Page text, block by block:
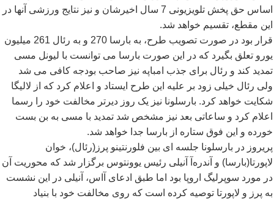
اساس حق پخش تلویزیونی 7 سال اخیرشان و نیز نتایج ورزشی آنها در
این مقطع، تقسیم خواهد شد.
قرار بود در صورت تصویب طرح، به بارسا 270 و به رئال 261 میلیون
یورو تعلق بگیرد که در این صورت بارسا می توانست با لیونل مسی
تمدید کند و رئال برای جذب امباپه نیز صاحب بودجه کافی می شد
ولی رئال خیلی زود بر علیه این طرح ایستاد و اعلام کرد که از لالیگا
شکایت خواهد کرد. بارسلونا نیز یک روز دیرتر مخالفت خود را رسما
اعلام کرد و ساعاتی بعد نیز مشخص شد تمدید با مسی به بن بست
خورده و این فوق ستاره از بارسا جدا خواهد شد.
پریروز در بارسلونا جلسه ای بین فلورنتینو پرز(رئال)، خوان
لاپورتا(بارسا) و آندره آ آنیلی رئیس یوونتوس برگزار شد که محوریت آن
در مورد سوپرلیگ اروپا بود اما طبق ادعای آاس، آنیلی در این نشست
به پرز و لاپورتا توصیه کرده است که روی مخالفت خود با بنیاد